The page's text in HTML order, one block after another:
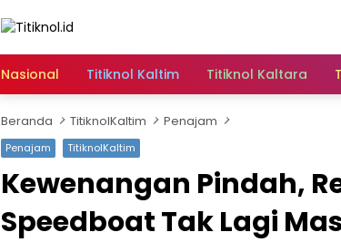
Nasional Titiknol Kaltim Titiknol Kaltara
Beranda TitiknolKaltim Penajam
Penajam TitiknolKaltim
Kewenangan Pindah,
Speedboat Tak Lagi